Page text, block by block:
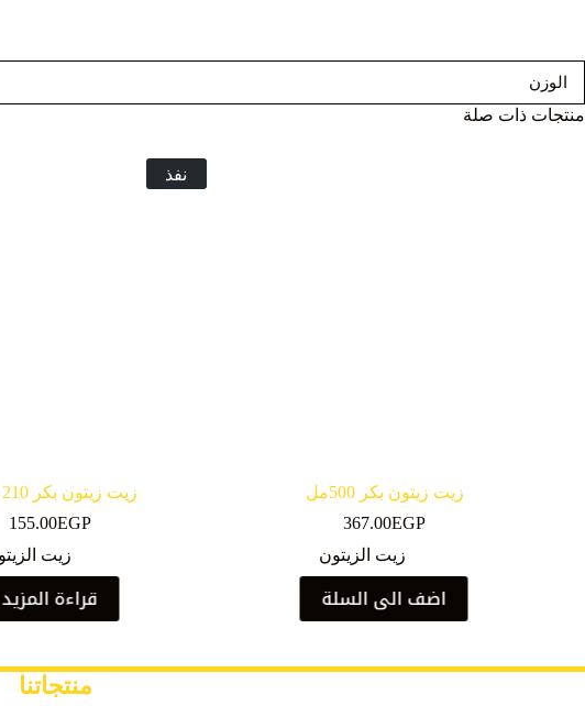
الوزن
منتجات ذات صلة
زيت زيتون بكر 500مل
367.00EGP
زيت الزيتون
اضف الى السلة
نفذ
زيت زيتون بكر 210 مللي
155.00EGP
زيت
قراءة المزيد
منتجاتنا